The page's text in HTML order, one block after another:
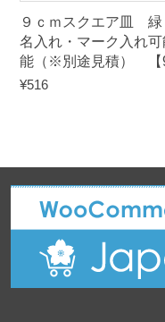
９ｃｍスクエア
名入れ・マーク入れ
能（※別途見積） 【
¥516